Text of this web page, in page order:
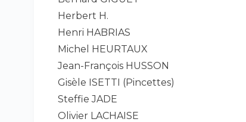
Herbert H.
Henri HABRIAS
Michel HEURTAUX
Jean-François HUSSON
Gisèle ISETTI (Pincettes)
Steffie JADE
Olivier LACHAISE